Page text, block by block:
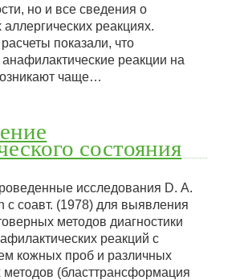
но и все сведения о
реакциях.
показали, что
реакции на
чаще…
состояния
исследования D. А.
с соавт. (1978) для выявления
методов диагностики
реакций с
кожных проб и различных
(бласттрансформация